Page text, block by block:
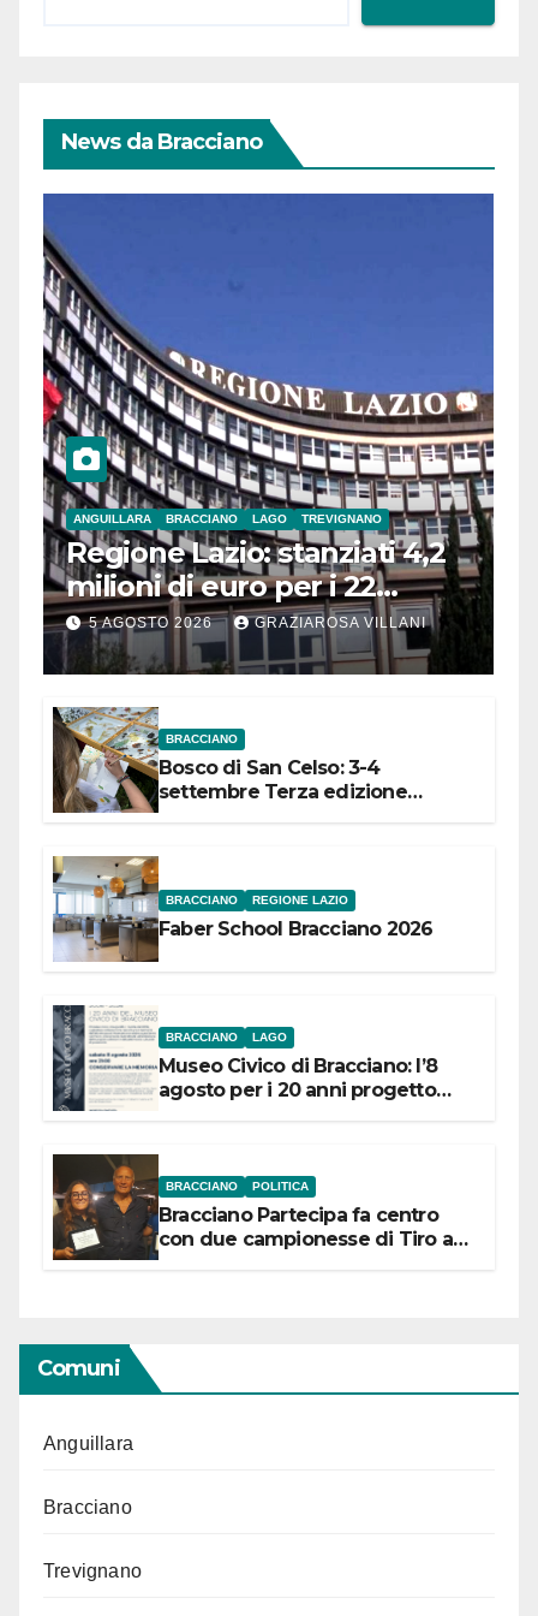
News da Bracciano
ANGUILLARA BRACCIANO LAGO TREVIGNANO
Regione Lazio: stanziati 4,2
milioni di euro per i 22
Comuni dell’Etruria
Meridionale
5 AGOSTO 2026 GRAZIAROSA VILLANI
BRACCIANO
Bosco di San Celso: 3-4
settembre Terza edizione
BRACCIANO REGIONE LAZIO
Faber School Bracciano 2026
BRACCIANO LAGO
Museo Civico di Bracciano: l’8
agosto per i 20 anni progetto
BRACCIANO POLITICA
Bracciano Partecipa fa centro
con due campionesse di Tiro a
Comuni
Anguillara
Bracciano
Trevignano